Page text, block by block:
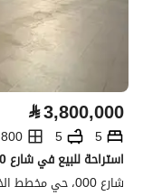
⃁3,800,000
5
5
800 م2
استراحة للبيع في شارع 000, حي الخير, مدينة الرياض
شارع 000، حي مخطط الخير، شمال الرياض، الرياض